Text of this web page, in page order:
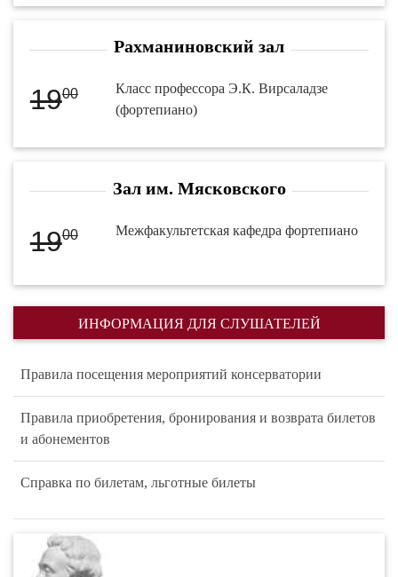
Рахманиновский зал
1900
Класс профессора Э.К. Вирсаладзе
(фортепиано)
Зал им. Мясковского
1900 Межфакультетская кафедра фортепиано
ИНФОРМАЦИЯ ДЛЯ СЛУШАТЕЛЕЙ
Правила посещения мероприятий консерватории
Правила приобретения, бронирования и возврата билетов
и абонементов
Справка по билетам, льготные билеты